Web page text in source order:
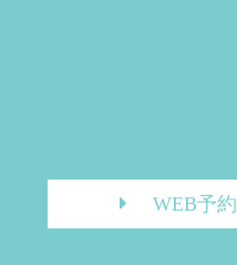
WEB予約